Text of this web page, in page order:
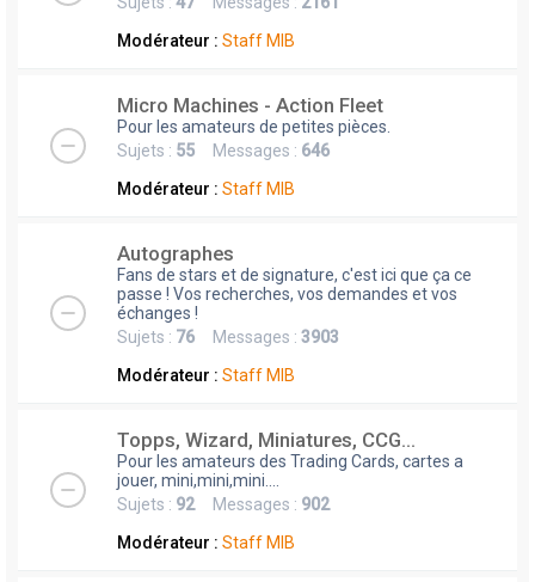
Modérateur : Staff MIB
Micro Machines - Action Fleet
Pour les amateurs de petites pièces.
Sujets : 55 Messages : 646
Modérateur : Staff MIB
Autographes
Fans de stars et de signature, c'est ici que ça ce
passe ! Vos recherches, vos demandes et vos
échanges !
Sujets : 76 Messages : 3903
Modérateur : Staff MIB
Topps, Wizard, Miniatures, CCG...
Pour les amateurs des Trading Cards, cartes a
jouer, mini,mini,mini....
Sujets : 92Messages : 902
Modérateur : Staff MIB